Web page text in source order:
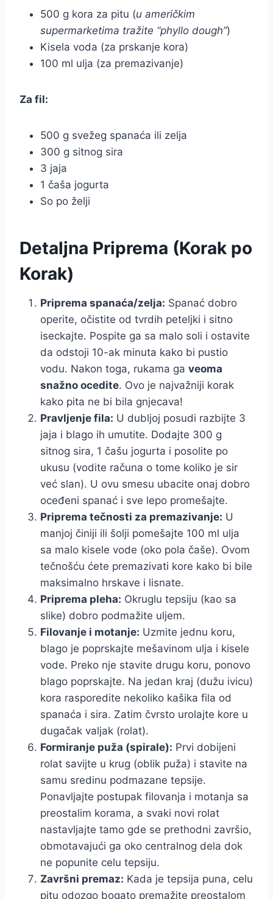
500 g kora za pitu (u američkim
supermarketima tražite “phyllo dough”)
Kisela voda (za prskanje kora)
100 ml ulja (za premazivanje)
Za fil:
500 g svežeg spanaća ili zelja
300 g sitnog sira
3 jaja
1 čaša jogurta
So po želji
Detaljna Priprema (Korak po
Korak)
Priprema spanaća/zelja: Spanać dobro
operite, očistite od tvrdih peteljki i sitno
iseckajte. Pospite ga sa malo soli i ostavite
da odstoji 10-ak minuta kako bi pustio
vodu. Nakon toga, rukama ga veoma
snažno ocedite. Ovo je najvažniji korak
kako pita ne bi bila gnjecava!
Pravljenje fila: U dubljoj posudi razbijte 3
jaja i blago ih umutite. Dodajte 300 g
sitnog sira, 1 čašu jogurta i posolite po
ukusu (vodite računa o tome koliko je sir
već slan). U ovu smesu ubacite onaj dobro
oceđeni spanać i sve lepo promešajte.
Priprema tečnosti za premazivanje: U
manjoj činiji ili šolji pomešajte 100 ml ulja
sa malo kisele vode (oko pola čaše). Ovom
tečnošću ćete premazivati kore kako bi bile
maksimalno hrskave i lisnate.
Priprema pleha: Okruglu tepsiju (kao sa
slike) dobro podmažite uljem.
Filovanje i motanje: Uzmite jednu koru,
blago je poprskajte mešavinom ulja i kisele
vode. Preko nje stavite drugu koru, ponovo
blago poprskajte. Na jedan kraj (dužu ivicu)
kora rasporedite nekoliko kašika fila od
spanaća i sira. Zatim čvrsto urolajte kore u
dugačak valjak (rolat).
Formiranje puža (spirale): Prvi dobijeni
rolat savijte u krug (oblik puža) i stavite na
samu sredinu podmazane tepsije.
Ponavljajte postupak filovanja i motanja sa
preostalim korama, a svaki novi rolat
nastavljajte tamo gde se prethodni završio,
obmotavajući ga oko centralnog dela dok
ne popunite celu tepsiju.
Završni premaz: Kada je tepsija puna, celu
pitu odozgo bogato premažite preostalom